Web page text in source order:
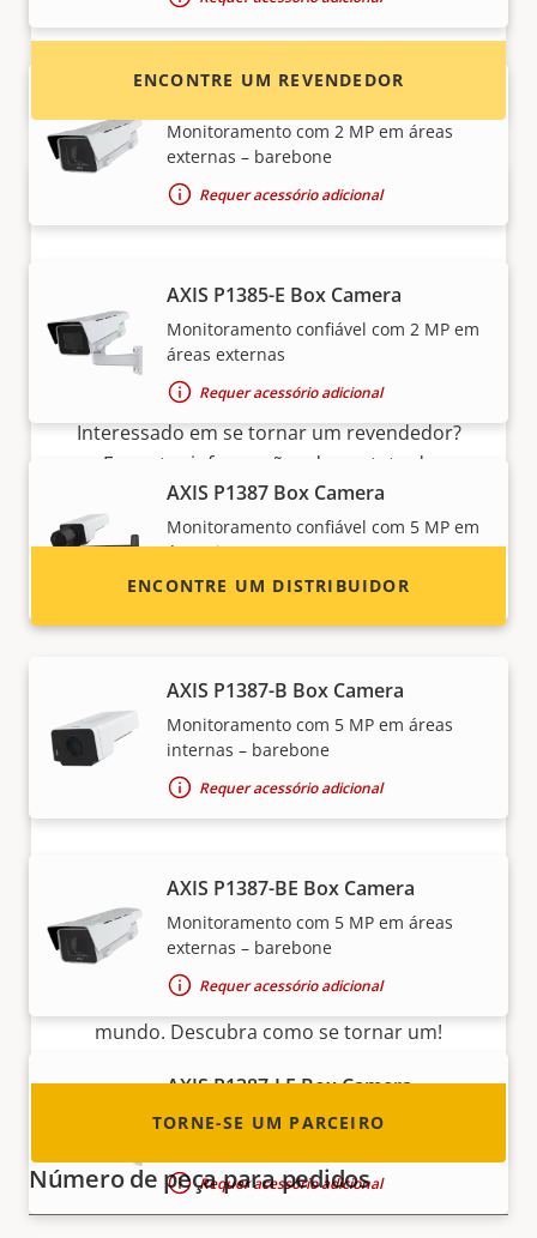
Monitoramento com 2 MP em áreas
externas – barebone
Requer acessório adicional
AXIS P1385-E Box Camera
Monitoramento confiável com 2 MP em
áreas externas
Requer acessório adicional
AXIS P1387 Box Camera
Monitoramento confiável com 5 MP em
áreas internas
Requer acessório adicional
AXIS P1387-B Box Camera
Monitoramento com 5 MP em áreas
internas – barebone
Requer acessório adicional
AXIS P1387-BE Box Camera
Monitoramento com 5 MP em áreas
externas – barebone
Requer acessório adicional
AXIS P1387-LE Box Camera
Monitoramento confiável com 5 MP em
Requer acessório adicional
ENCONTRE UM REVENDEDOR
Quer vender produtos Axis?
Interessado em se tornar um revendedor?
Encontre informações de contato de
distribuidores de produtos e sistemas Axis.
ENCONTRE UM DISTRIBUIDOR
Torne-se um parceiro
Você é um revendedor, distribuidor,
integrador de sistemas ou instalador? Temos
parceiros em quase todos os países do
mundo. Descubra como se tornar um!
TORNE-SE UM PARCEIRO
Número de peça para pedidos